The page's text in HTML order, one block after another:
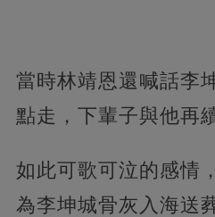
當時林靖恩還喊話李
點走，下輩子與他再
如此可歌可泣的感情
為李坤城骨灰入海送